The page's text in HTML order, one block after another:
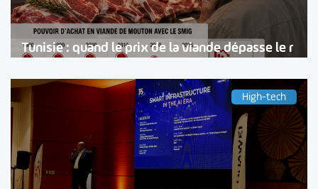
Tunisie : quand le prix de la viande dépasse le r
High-tech